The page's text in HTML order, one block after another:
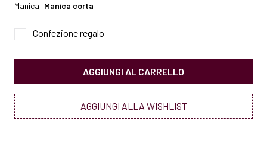
Manica: Manica corta
Confezione regalo
AGGIUNGI AL CARRELLO
AGGIUNGI ALLA WISHLIST